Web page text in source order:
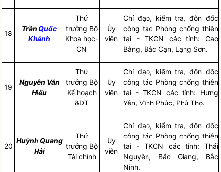
18
Trần Quốc
Khánh
Thứ
trưởng Bộ
Khoa học-
CN
Ủy
viên
Chỉ đạo, kiểm tra, đôn đốc
công tác Phòng chống thiên
tai - TKCN các tỉnh: Cao
Bằng, Bắc Cạn, Lạng Sơn.
19
Nguyễn Văn
Hiếu
Thứ
trưởng Bộ
Kế hoạch
&ĐT
Ủy
viên
Chỉ đạo, kiểm tra, đôn đốc
công tác Phòng chống thiên
tai - TKCN các tỉnh: Hưng
Yên, Vĩnh Phúc, Phú Thọ.
20
Huỳnh Quang
Hải
Thứ
trưởng Bộ
Tài chính
Ủy
viên
Chỉ đạo, kiểm tra, đôn đốc
công tác Phòng chống thiên
tai - TKCN các tỉnh: Thái
Nguyên, Bắc Giang, Bắc
Ninh.